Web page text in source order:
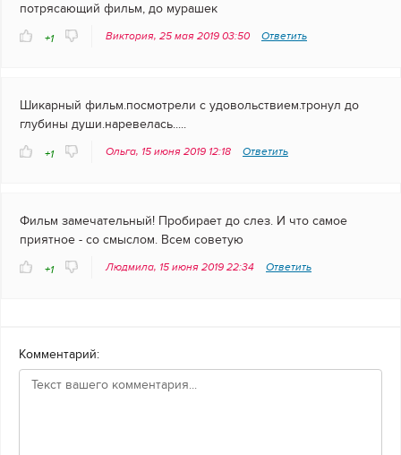
потрясающий фильм, до мурашек
+1 Виктория, 25 мая 2019 03:50 Ответить
Шикарный фильм.посмотрели с удовольствием.тронул до
глубины души.наревелась.....
+1 Ольга, 15 июня 2019 12:18 Ответить
Фильм замечательный! Пробирает до слез. И что самое
приятное - со смыслом. Всем советую
+1 Людмила, 15 июня 2019 22:34 Ответить
Комментарий: